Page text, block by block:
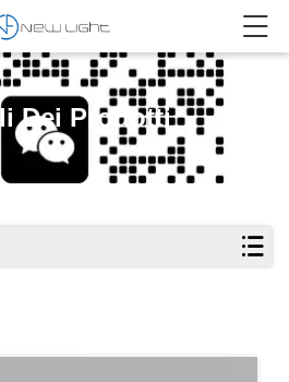
Dei Prodotti